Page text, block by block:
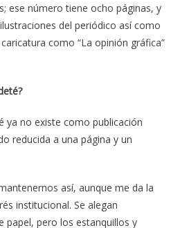
ese número tiene ocho páginas, y
del periódico así como
como “La opinión gráfica”
ya no existe como publicación
reducida a una página y un
así, aunque me da la
institucional. Se alegan
papel, pero los estanquillos y